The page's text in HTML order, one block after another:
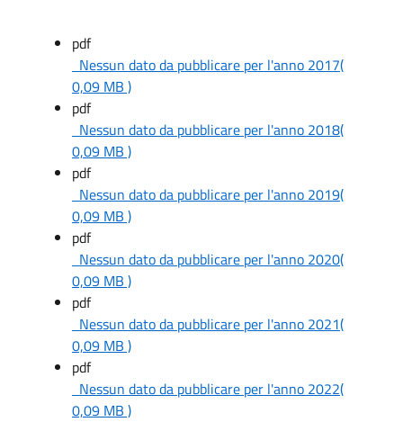
pdf
Nessun dato da pubblicare per l'anno 2017(
0,09 MB )
pdf
Nessun dato da pubblicare per l'anno 2018(
0,09 MB )
pdf
Nessun dato da pubblicare per l'anno 2019(
0,09 MB )
pdf
Nessun dato da pubblicare per l'anno 2020(
0,09 MB )
pdf
Nessun dato da pubblicare per l'anno 2021(
0,09 MB )
pdf
Nessun dato da pubblicare per l'anno 2022(
0,09 MB )